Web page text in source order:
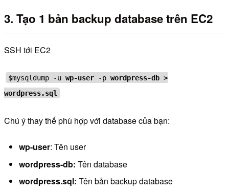
3. Tạo 1 bản backup database trên EC2
SSH tới EC2
$mysqldump -uwp-user -p wordpress-db >
wordpress.sql
Chú ý thay thế phù hợp với database của bạn:
wp-user: Tên user
wordpress-db: Tên database
wordpress.sql: Tên bản backup database